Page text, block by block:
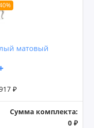
матовый
₽
Сумма комплекта:
0 ₽